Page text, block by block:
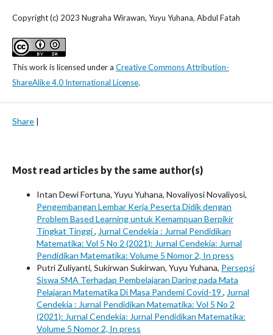
Copyright (c) 2023 Nugraha Wirawan, Yuyu Yuhana, Abdul Fatah
This work is licensed under a Creative Commons Attribution-
ShareAlike 4.0 International License.
Share |
Most read articles by the same author(s)
Intan Dewi Fortuna, Yuyu Yuhana, Novaliyosi Novaliyosi,
Pengembangan Lembar Kerja Peserta Didik dengan
Problem Based Learning untuk Kemampuan Berpikir
Tingkat Tinggi, Jurnal Cendekia : Jurnal Pendidikan
Matematika: Vol 5 No 2 (2021): Jurnal Cendekia: Jurnal
Pendidikan Matematika: Volume 5 Nomor 2, In press
Putri Zuliyanti, Sukirwan Sukirwan, Yuyu Yuhana, Persepsi
Siswa SMA Terhadap Pembelajaran Daring pada Mata
Pelajaran Matematika Di Masa Pandemi Covid-19 , Jurnal
Cendekia : Jurnal Pendidikan Matematika: Vol 5 No 2
(2021): Jurnal Cendekia: Jurnal Pendidikan Matematika:
Volume 5 Nomor 2, In press